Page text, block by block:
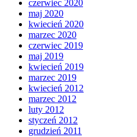
czerwiec 2020
maj 2020
kwiecień 2020
marzec 2020
czerwiec 2019
maj 2019
kwiecień 2019
marzec 2019
kwiecień 2012
marzec 2012
luty 2012
styczeń 2012
grudzień 2011